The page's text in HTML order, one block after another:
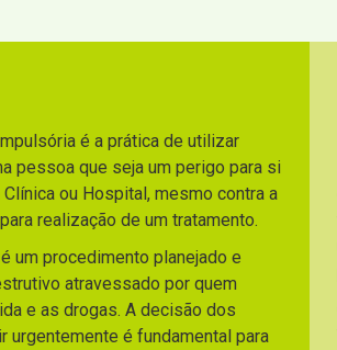
é a prática de utilizar
pessoa que seja um perigo para si
ou Hospital, mesmo contra a
realização de um tratamento.
um procedimento planejado e
atravessado por quem
e as drogas. A decisão dos
é fundamental para